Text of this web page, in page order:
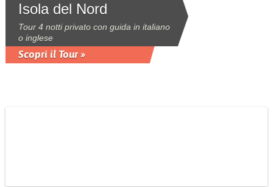
Isola del Nord
Tour 4 notti privato con guida in italiano
o inglese
Scopri il Tour »